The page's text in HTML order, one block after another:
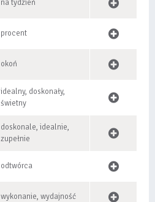
na tydzień
procent
okoń
idealny, doskonały,
świetny
doskonale, idealnie,
zupełnie
odtwórca
wykonanie, wydajność